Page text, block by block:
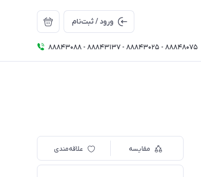
ورود / ثبت‌نام
88843088 - 88843137 - 88843025 - 88848075
مقایسه علاقه‌مندی